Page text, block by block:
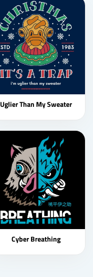
Uglier Than My Sweater
Cyber Breathing